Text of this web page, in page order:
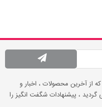
از آخرین محصولات ، اخبار و
، پیشنهادات شگفت انگیز را